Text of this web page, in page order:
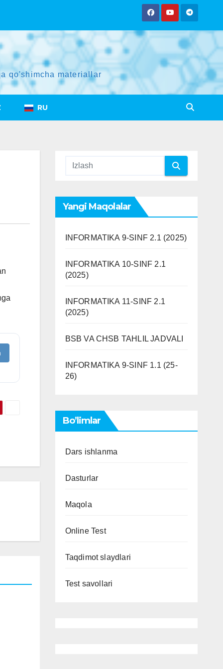
qo'shimcha materiallar
RU
Yangi Maqolalar
INFORMATIKA 9-SINF 2.1 (2025)
INFORMATIKA 10-SINF 2.1
(2025)
INFORMATIKA 11-SINF 2.1
(2025)
BSB VA CHSB TAHLIL JADVALI
INFORMATIKA 9-SINF 1.1 (25-
26)
Bo’limlar
Dars ishlanma
Dasturlar
Maqola
Online Test
Taqdimot slaydlari
Test savollari